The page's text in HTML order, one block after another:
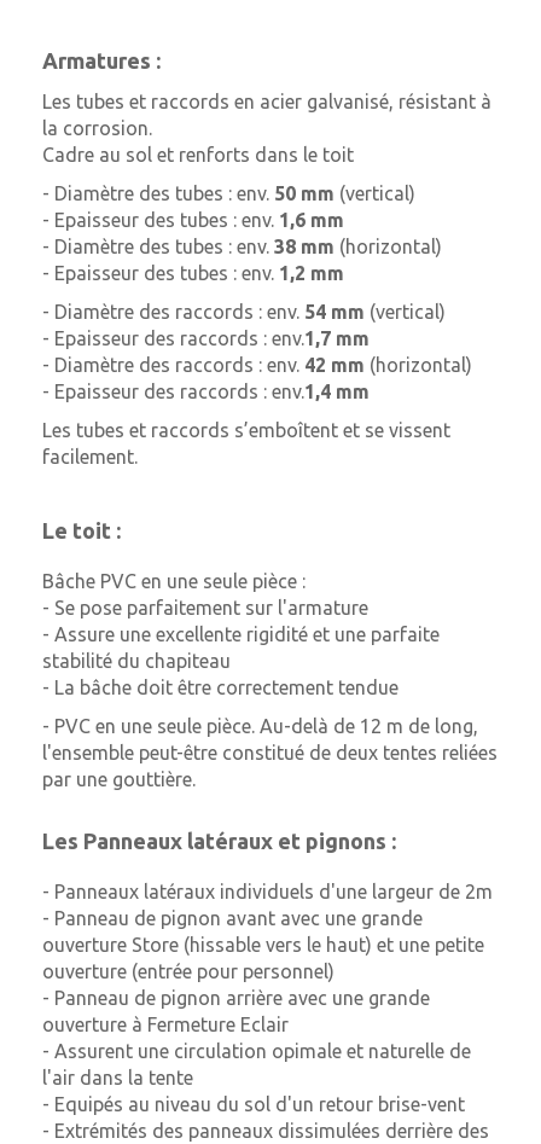
Armatures :
Les tubes et raccords en acier galvanisé, résistant à
la corrosion.
Cadre au sol et renforts dans le toit
- Diamètre des tubes : env. 50 mm (vertical)
- Epaisseur des tubes : env. 1,6 mm
- Diamètre des tubes : env. 38 mm (horizontal)
- Epaisseur des tubes : env. 1,2 mm
- Diamètre des raccords : env. 54 mm (vertical)
- Epaisseur des raccords : env.1,7 mm
- Diamètre des raccords : env. 42 mm (horizontal)
- Epaisseur des raccords : env.1,4 mm
Les tubes et raccords s’emboîtent et se vissent
facilement.
Le toit :
Bâche PVC en une seule pièce :
- Se pose parfaitement sur l'armature
- Assure une excellente rigidité et une parfaite
stabilité du chapiteau
- La bâche doit être correctement tendue
- PVC en une seule pièce. Au-delà de 12 m de long,
l'ensemble peut-être constitué de deux tentes reliées
par une gouttière.
Les Panneaux latéraux et pignons :
- Panneaux latéraux individuels d'une largeur de 2m
- Panneau de pignon avant avec une grande
ouverture Store (hissable vers le haut) et une petite
ouverture (entrée pour personnel)
- Panneau de pignon arrière avec une grande
ouverture à Fermeture Eclair
- Assurent une circulation opimale et naturelle de
l'air dans la tente
- Equipés au niveau du sol d'un retour brise-vent
- Extrémités des panneaux dissimulées derrière des